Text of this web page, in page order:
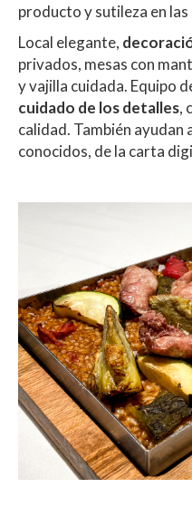
producto y sutileza en
Local elegante,
privados, mesas con
y vajilla cuidada. Equipo
cuidado de los detalles,
calidad. También ayudan
conocidos, de la carta